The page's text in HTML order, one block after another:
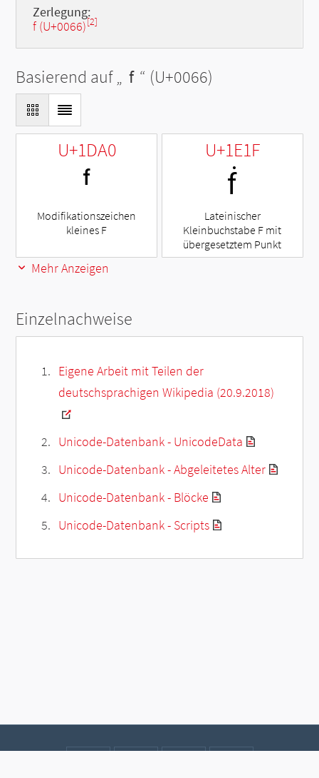
Zerlegung:
f (U+0066)[2]
Basierend auf „ f “ (U+0066)
U+1DA0
ᶠ
Modifikationszeichen
kleines F
U+1E1F
ḟ
Lateinischer
Kleinbuchstabe F mit
übergesetztem Punkt
Mehr Anzeigen
Einzelnachweise
Eigene Arbeit mit Teilen der
deutschsprachigen Wikipedia (20.9.2018)
Unicode-Datenbank - UnicodeData
Unicode-Datenbank - Abgeleitetes Alter
Unicode-Datenbank - Blöcke
Unicode-Datenbank - Scripts